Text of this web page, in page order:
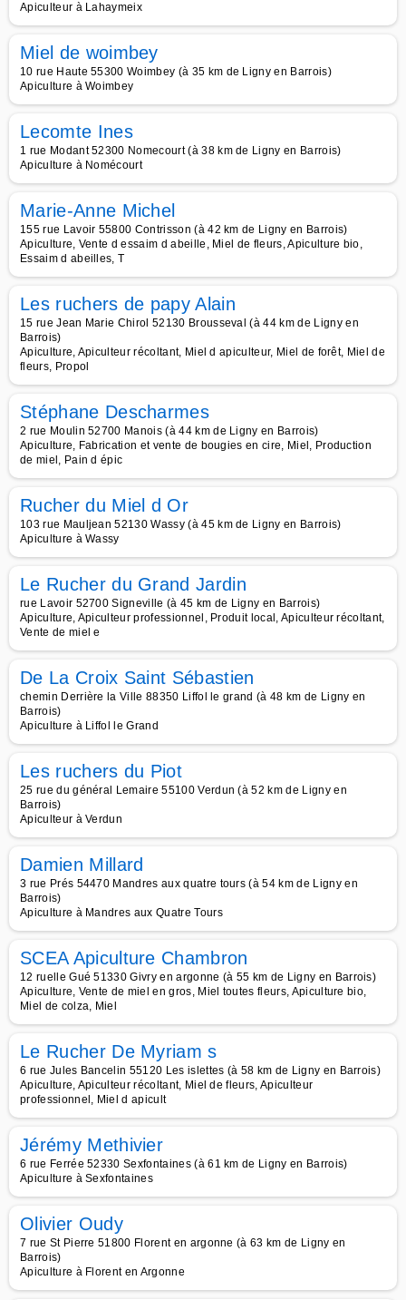
Apiculteur à Lahaymeix
Miel de woimbey
10 rue Haute 55300 Woimbey (à 35 km de Ligny en Barrois)
Apiculture à Woimbey
Lecomte Ines
1 rue Modant 52300 Nomecourt (à 38 km de Ligny en Barrois)
Apiculture à Nomécourt
Marie-Anne Michel
155 rue Lavoir 55800 Contrisson (à 42 km de Ligny en Barrois)
Apiculture, Vente d essaim d abeille, Miel de fleurs, Apiculture bio,
Essaim d abeilles, T
Les ruchers de papy Alain
15 rue Jean Marie Chirol 52130 Brousseval (à 44 km de Ligny en
Barrois)
Apiculture, Apiculteur récoltant, Miel d apiculteur, Miel de forêt, Miel de
fleurs, Propol
Stéphane Descharmes
2 rue Moulin 52700 Manois (à 44 km de Ligny en Barrois)
Apiculture, Fabrication et vente de bougies en cire, Miel, Production
de miel, Pain d épic
Rucher du Miel d Or
103 rue Mauljean 52130 Wassy (à 45 km de Ligny en Barrois)
Apiculture à Wassy
Le Rucher du Grand Jardin
rue Lavoir 52700 Signeville (à 45 km de Ligny en Barrois)
Apiculture, Apiculteur professionnel, Produit local, Apiculteur récoltant,
Vente de miel e
De La Croix Saint Sébastien
chemin Derrière la Ville 88350 Liffol le grand (à 48 km de Ligny en
Barrois)
Apiculture à Liffol le Grand
Les ruchers du Piot
25 rue du général Lemaire 55100 Verdun (à 52 km de Ligny en
Barrois)
Apiculteur à Verdun
Damien Millard
3 rue Prés 54470 Mandres aux quatre tours (à 54 km de Ligny en
Barrois)
Apiculture à Mandres aux Quatre Tours
SCEA Apiculture Chambron
12 ruelle Gué 51330 Givry en argonne (à 55 km de Ligny en Barrois)
Apiculture, Vente de miel en gros, Miel toutes fleurs, Apiculture bio,
Miel de colza, Miel
Le Rucher De Myriam s
6 rue Jules Bancelin 55120 Les islettes (à 58 km de Ligny en Barrois)
Apiculture, Apiculteur récoltant, Miel de fleurs, Apiculteur
professionnel, Miel d apicult
Jérémy Methivier
6 rue Ferrée 52330 Sexfontaines (à 61 km de Ligny en Barrois)
Apiculture à Sexfontaines
Olivier Oudy
7 rue St Pierre 51800 Florent en argonne (à 63 km de Ligny en
Barrois)
Apiculture à Florent en Argonne